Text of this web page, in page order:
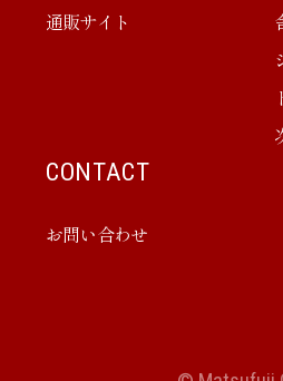
通販サイト
CONTACT
お問い合わせ